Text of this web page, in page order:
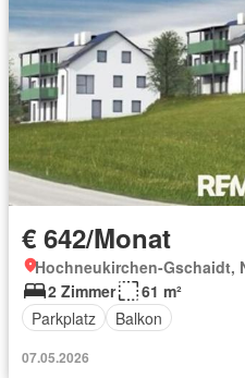
€ 642/Monat
Hochneukirchen-Gschaidt,
2 Zimmer
61 m²
Parkplatz
Balkon
07.05.2026